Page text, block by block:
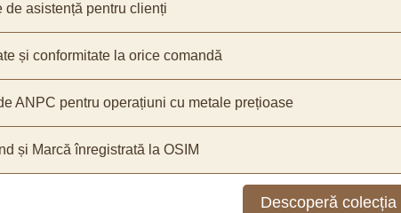
de asistență pentru clienți
și conformitate la orice comandă
ANPC pentru operațiuni cu metale prețioase
și Marcă înregistrată la OSIM
Descoperă